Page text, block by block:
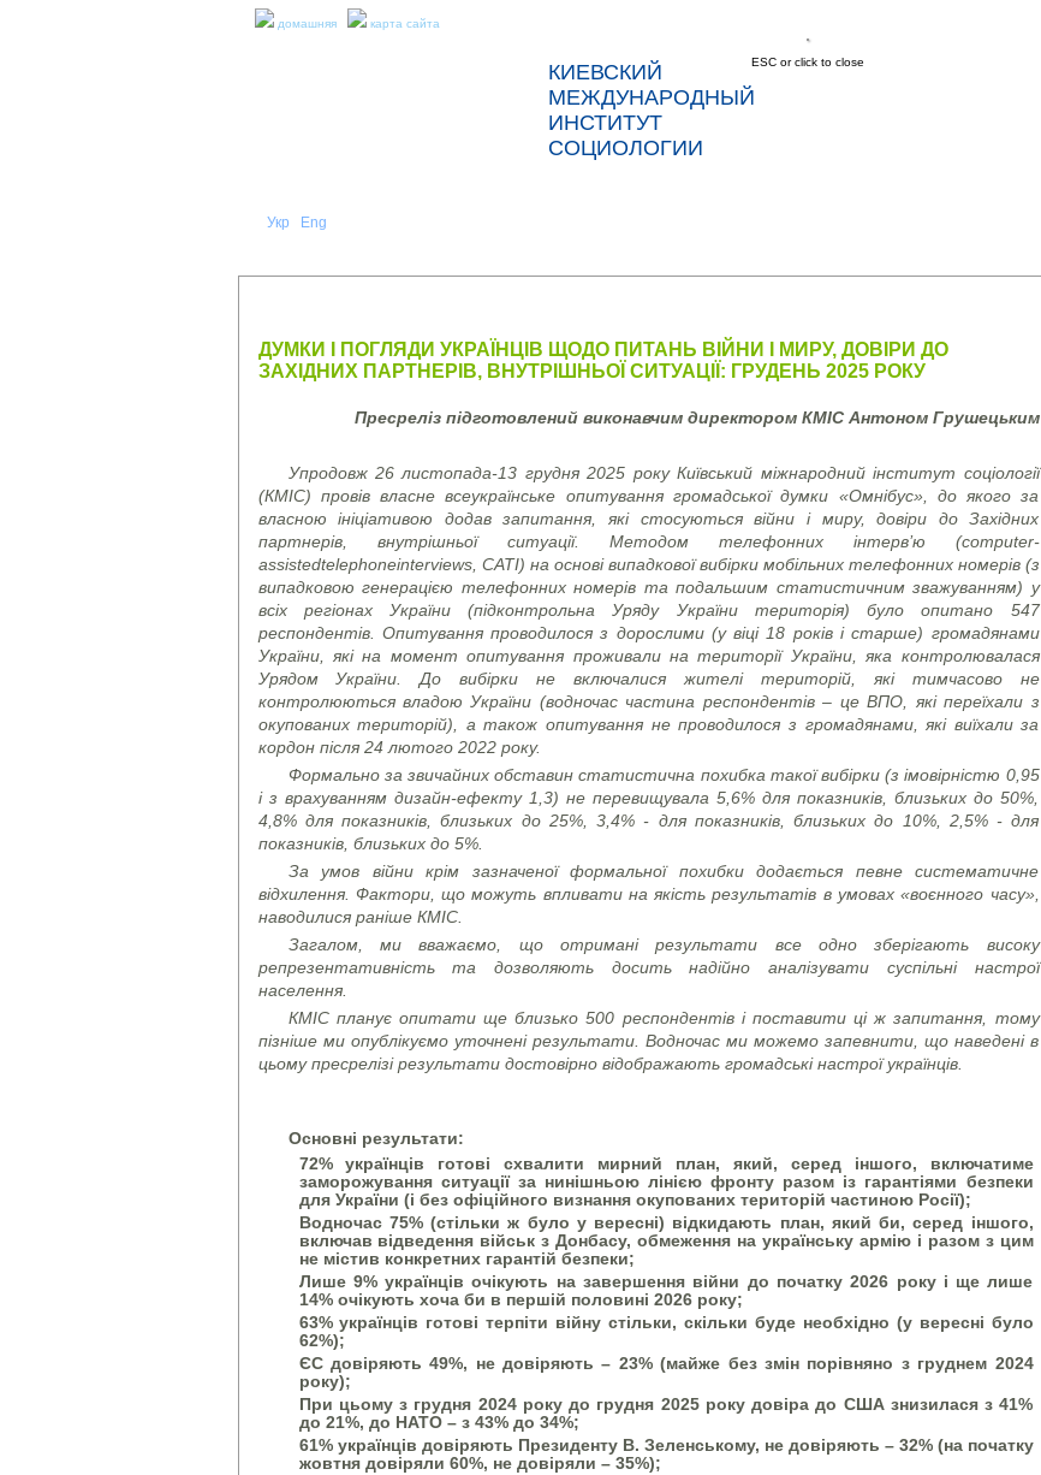
домашняя карта сайта
КИЕВСКИЙ
МЕЖДУНАРОДНЫЙ
ИНСТИТУТ
СОЦИОЛОГИИ
Укр Eng
ESC or click to close
ДУМКИ І ПОГЛЯДИ УКРАЇНЦІВ ЩОДО ПИТАНЬ ВІЙНИ І МИРУ, ДОВІРИ ДО
ЗАХІДНИХ ПАРТНЕРІВ, ВНУТРІШНЬОЇ СИТУАЦІЇ: ГРУДЕНЬ 2025 РОКУ
Пресреліз підготовлений виконавчим директором КМІС Антоном Грушецьким
Упродовж 26 листопада-13 грудня 2025 року Київський міжнародний інститут соціології
(КМІС) провів власне всеукраїнське опитування громадської думки «Омнібус», до якого за
власною ініціативою додав запитання, які стосуються війни і миру, довіри до Західних
партнерів, внутрішньої ситуації. Методом телефонних інтерв’ю (computer-
assistedtelephoneinterviews, CATI) на основі випадкової вибірки мобільних телефонних номерів (з
випадковою генерацією телефонних номерів та подальшим статистичним зважуванням) у
всіх регіонах України (підконтрольна Уряду України територія) було опитано 547
респондентів. Опитування проводилося з дорослими (у віці 18 років і старше) громадянами
України, які на момент опитування проживали на території України, яка контролювалася
Урядом України. До вибірки не включалися жителі територій, які тимчасово не
контролюються владою України (водночас частина респондентів – це ВПО, які переїхали з
окупованих територій), а також опитування не проводилося з громадянами, які виїхали за
кордон після 24 лютого 2022 року.
Формально за звичайних обставин статистична похибка такої вибірки (з імовірністю 0,95
і з врахуванням дизайн-ефекту 1,3) не перевищувала 5,6% для показників, близьких до 50%,
4,8% для показників, близьких до 25%, 3,4% - для показників, близьких до 10%, 2,5% - для
показників, близьких до 5%.
За умов війни крім зазначеної формальної похибки додається певне систематичне
відхилення. Фактори, що можуть впливати на якість результатів в умовах «воєнного часу»,
наводилися раніше КМІС.
Загалом, ми вважаємо, що отримані результати все одно зберігають високу
репрезентативність та дозволяють досить надійно аналізувати суспільні настрої
населення.
КМІС планує опитати ще близько 500 респондентів і поставити ці ж запитання, тому
пізніше ми опублікуємо уточнені результати. Водночас ми можемо запевнити, що наведені в
цьому пресрелізі результати достовірно відображають громадські настрої українців.
Основні результати:
72% українців готові схвалити мирний план, який, серед іншого, включатиме
заморожування ситуації за нинішньою лінією фронту разом із гарантіями безпеки
для України (і без офіційного визнання окупованих територій частиною Росії);
Водночас 75% (стільки ж було у вересні) відкидають план, який би, серед іншого,
включав відведення військ з Донбасу, обмеження на українську армію і разом з цим
не містив конкретних гарантій безпеки;
Лише 9% українців очікують на завершення війни до початку 2026 року і ще лише
14% очікують хоча би в першій половині 2026 року;
63% українців готові терпіти війну стільки, скільки буде необхідно (у вересні було
62%);
ЄС довіряють 49%, не довіряють – 23% (майже без змін порівняно з груднем 2024
року);
При цьому з грудня 2024 року до грудня 2025 року довіра до США знизилася з 41%
до 21%, до НАТО – з 43% до 34%;
61% українців довіряють Президенту В. Зеленському, не довіряють – 32% (на початку
жовтня довіряли 60%, не довіряли – 35%);